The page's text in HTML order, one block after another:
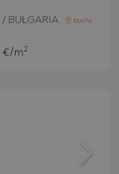
BUŁGARIA MAPA
€/m2